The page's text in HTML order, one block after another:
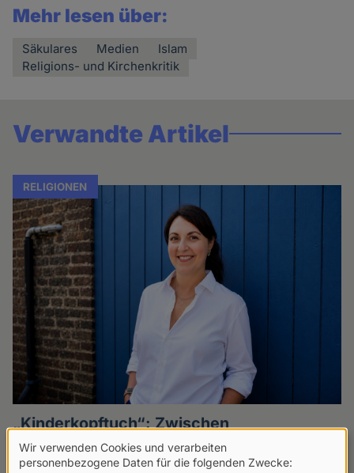
Mehr lesen über:
Säkulares Medien
Islam
Religions- und Kirchenkritik
Verwandte Artikel
RELIGIONEN
„Kinderkopftuch“: Zwischen
Religionsfreiheit, Gleichberechtigung und
Kindeswohl
Verwendung
Wir verwenden Cookies und verarbeiten
personenbezogene Daten für die folgenden Zwecke: